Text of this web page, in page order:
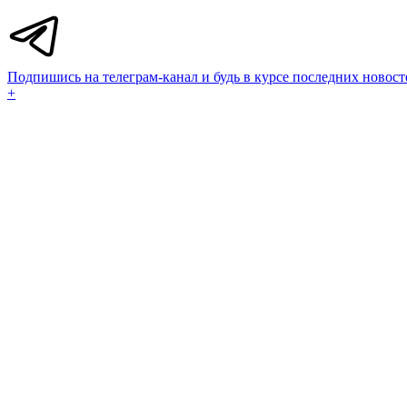
Подпишись на телеграм-канал и будь в курсе последних
+